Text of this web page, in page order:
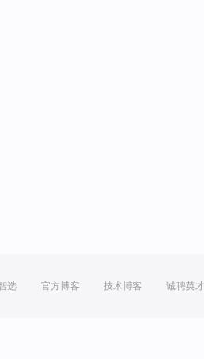
选 官方博客 技术博客 诚聘英才